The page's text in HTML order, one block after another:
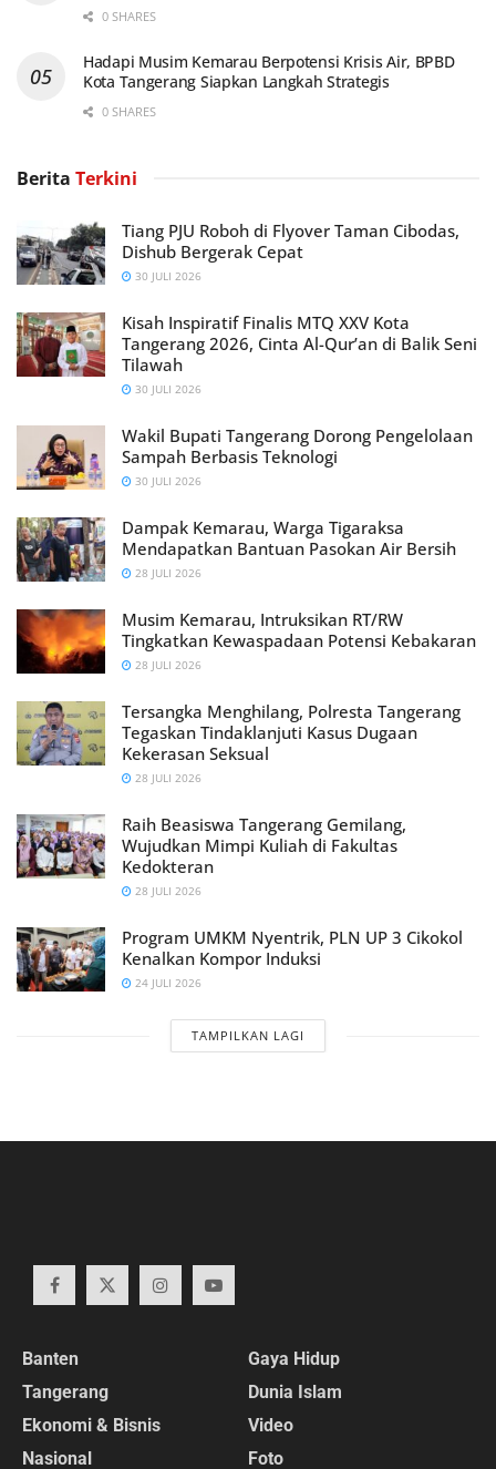
0 SHARES
Hadapi Musim Kemarau Berpotensi Krisis Air, BPBD
Kota Tangerang Siapkan Langkah Strategis
0 SHARES
Berita Terkini
Tiang PJU Roboh di Flyover Taman Cibodas,
Dishub Bergerak Cepat
30 JULI 2026
Kisah Inspiratif Finalis MTQ XXV Kota
Tangerang 2026, Cinta Al-Qur’an di Balik Seni
Tilawah
30 JULI 2026
Wakil Bupati Tangerang Dorong Pengelolaan
Sampah Berbasis Teknologi
30 JULI 2026
Dampak Kemarau, Warga Tigaraksa
Mendapatkan Bantuan Pasokan Air Bersih
28 JULI 2026
Musim Kemarau, Intruksikan RT/RW
Tingkatkan Kewaspadaan Potensi Kebakaran
28 JULI 2026
Tersangka Menghilang, Polresta Tangerang
Tegaskan Tindaklanjuti Kasus Dugaan
Kekerasan Seksual
28 JULI 2026
Raih Beasiswa Tangerang Gemilang,
Wujudkan Mimpi Kuliah di Fakultas
Kedokteran
28 JULI 2026
Program UMKM Nyentrik, PLN UP 3 Cikokol
Kenalkan Kompor Induksi
24 JULI 2026
TAMPILKAN LAGI
Banten
Tangerang
Ekonomi & Bisnis
Nasional
Gaya Hidup
Dunia Islam
Video
Foto